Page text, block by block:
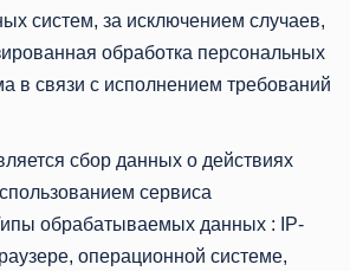
систем, за исключением случаев,
обработка персональных
в связи с исполнением требований
сбор данных о действиях
сервиса
обрабатываемых данных : IP-
операционной системе,